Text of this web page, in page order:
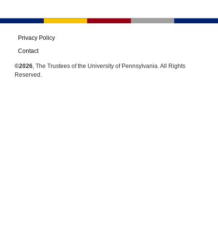
Privacy Policy
Contact
©2026, The Trustees of the University of Pennsylvania. All Rights
Reserved.